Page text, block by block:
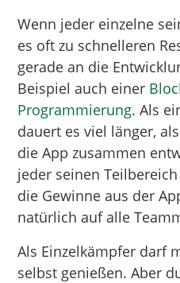
Wenn jeder einzelne
es oft zu schnelleren
gerade an die
Beispiel auch einer
Programmierung. Als
dauert es viel länger,
die App zusammen
jeder seinen
die Gewinne aus der
natürlich auf alle
Als Einzelkämpfer darf
selbst genießen. Aber